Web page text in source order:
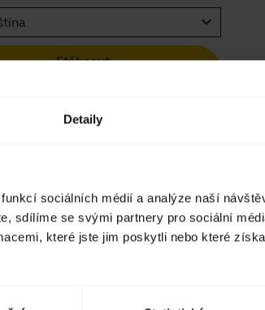
Detaily
sociálních médií a analýze naší
sdílíme se svými partnery pro sociální
které jste jim poskytli nebo které
expand_more
Stáhnout
Úvodní příručka
Stáhnout
8.01 MB - pdf